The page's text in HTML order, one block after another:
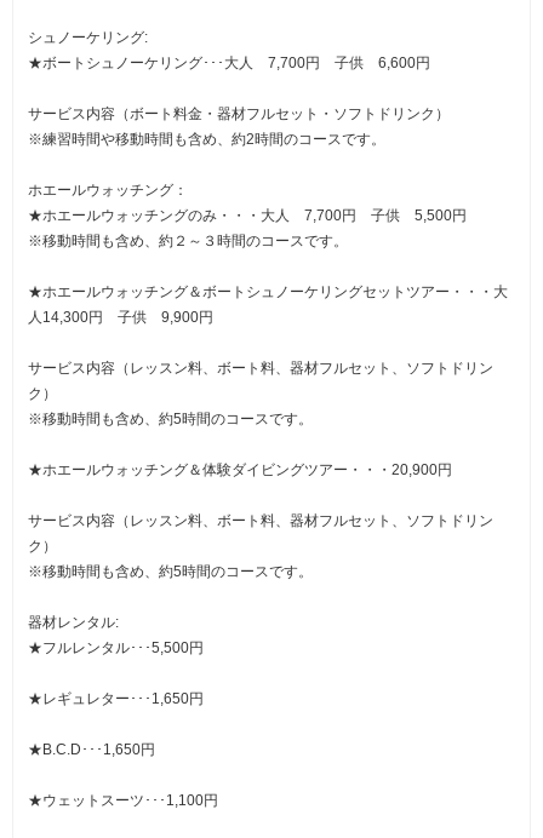
シュノーケリング:
★ボートシュノーケリング･･･大人 7,700円 子供 6,600円
サービス内容（ボート料金・器材フルセット・ソフトドリンク）
※練習時間や移動時間も含め、約2時間のコースです。
ホエールウォッチング：
★ホエールウォッチングのみ・・・大人 7,700円 子供 5,500円
※移動時間も含め、約２～３時間のコースです。
★ホエールウォッチング＆ボートシュノーケリングセットツアー・・・大
人14,300円 子供 9,900円
サービス内容（レッスン料、ボート料、器材フルセット、ソフトドリン
ク）
※移動時間も含め、約5時間のコースです。
★ホエールウォッチング＆体験ダイビングツアー・・・20,900円
サービス内容（レッスン料、ボート料、器材フルセット、ソフトドリン
ク）
※移動時間も含め、約5時間のコースです。
器材レンタル:
★フルレンタル･･･5,500円
★レギュレター･･･1,650円
★B.C.D･･･1,650円
★ウェットスーツ･･･1,100円